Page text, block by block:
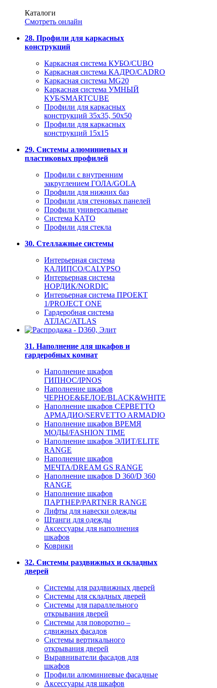
Каталоги
Смотреть онлайн
28. Профили для каркасных
конструкций
Каркасная система КУБО/CUBO
Каркасная система КАДРО/CADRO
Каркасная система MG20
Каркасная система УМНЫЙ
КУБ/SMARTCUBE
Профили для каркасных
конструкций 35x35, 50x50
Профили для каркасных
конструкций 15х15
29. Системы алюминиевых и
пластиковых профилей
Профили с внутренним
закруглением ГОЛА/GOLA
Профили для нижних баз
Профили для стеновых панелей
Профили универсальные
Система КАТО
Профили для стекла
30. Стеллажные системы
Интерьерная система
КАЛИПСО/CALYPSO
Интерьерная система
НОРДИК/NORDIC
Интерьерная система ПРОЕКТ
1/PROJECT ONE
Гардеробная система
АТЛАС/ATLAS
31. Наполнение для шкафов и
гардеробных комнат
Наполнение шкафов
ГИПНОС/IPNOS
Наполнение шкафов
ЧЕРНОЕ&БЕЛОЕ/BLACK&WHITE
Наполнение шкафов СЕРВЕТТО
АРМАДИО/SERVETTO ARMADIO
Наполнение шкафов ВРЕМЯ
МОДЫ/FASHION TIME
Наполнение шкафов ЭЛИТ/ELITE
RANGE
Наполнение шкафов
МЕЧТА/DREAM GS RANGE
Наполнение шкафов D 360/D 360
RANGE
Наполнение шкафов
ПАРТНЕР/PARTNER RANGE
Лифты для навески одежды
Штанги для одежды
Аксессуары для наполнения
шкафов
Коврики
32. Системы раздвижных и складных
дверей
Системы для раздвижных дверей
Системы для складных дверей
Системы для параллельного
открывания дверей
Системы для поворотно –
сдвижных фасадов
Системы вертикального
открывания дверей
Выравниватели фасадов для
шкафов
Профили алюминиевые фасадные
Аксессуары для шкафов